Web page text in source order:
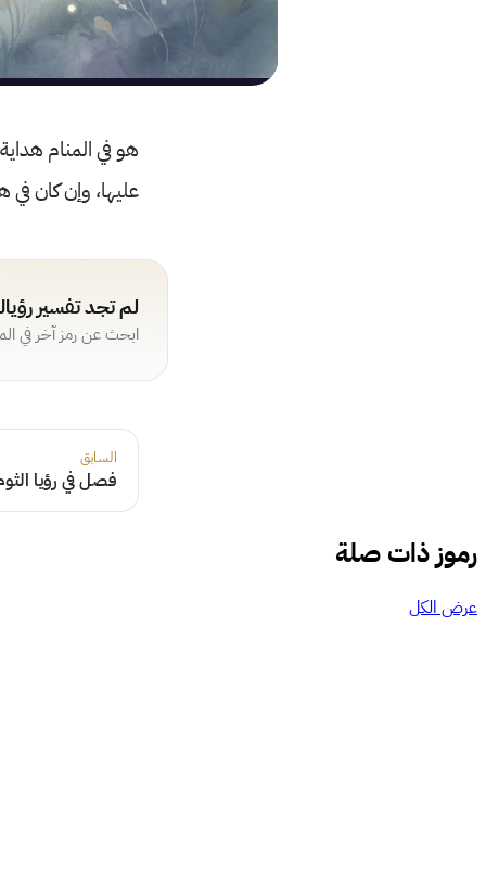
هو في المنام
عليها، وإن كان
لم تجد تفسير
ابحث عن رمز آخر في
السابق
فصل في رؤيا
رموز ذات صلة
عرض الكل